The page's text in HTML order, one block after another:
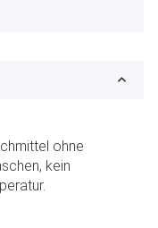
ohne
kein